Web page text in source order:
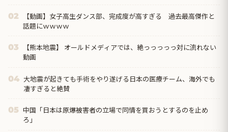
02
【動画】女子高生ダンス部、完成度が高すぎる 過去最高傑作と
話題にｗｗｗｗ
03
【熊本地震】 オールドメディアでは、絶っっっっっ対に流れない
動画
04 大地震が起きても手術をやり遂げる日本の医療チーム、海外でも
凄すぎると絶賛
05 中国「日本は原爆被害者の立場で同情を買おうとするのを止め
ろ」